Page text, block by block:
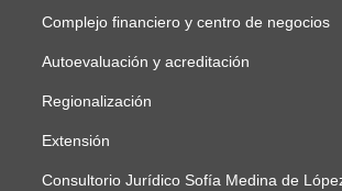
Complejo financiero y centro de negocios
Autoevaluación y acreditación
Regionalización
Extensión
Consultorio Jurídico Sofía Medina de